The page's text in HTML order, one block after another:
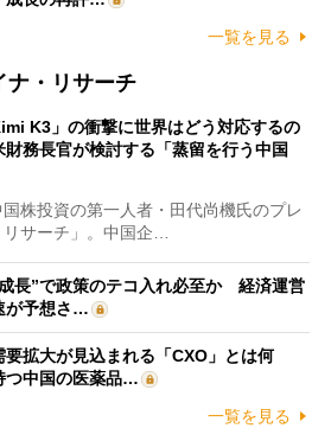
一覧を見る
ナ・リサーチ
K3」の衝撃に世界はどう対応するの
務長官が検討する「蒸留を行う中国
株投資の第一人者・田代尚機氏のプレ
サーチ」。中国企…
長”で政策のテコ入れ必至か 経済運営
が予想さ…
要拡大が見込まれる「CXO」とは何
中国の医薬品…
一覧を見る